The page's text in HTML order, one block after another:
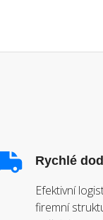
Rychlé
Efektivní
firemní